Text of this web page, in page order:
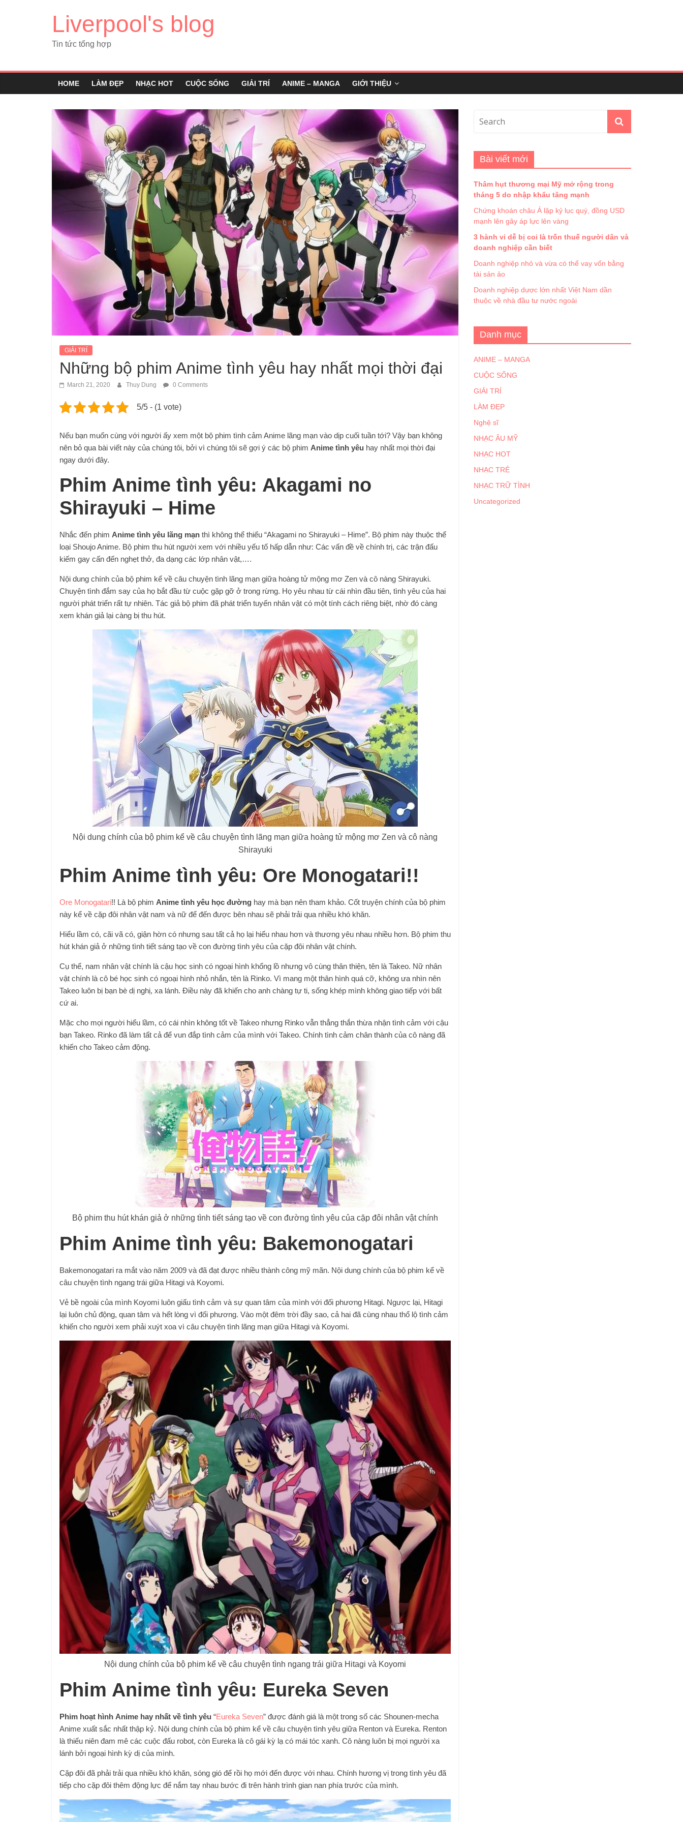
Liverpool's blog
Tin tức tổng hợp
HOME LÀM ĐẸP NHẠC HOT CUỘC SỐNG GIẢI TRÍ ANIME – MANGA GIỚI THIỆU
GIẢI TRÍ
Những bộ phim Anime tình yêu hay nhất mọi thời đại
March 21, 2020 Thuy Dung 0 Comments
5/5 - (1 vote)
Nếu bạn muốn cùng với người ấy xem một bộ phim tình cảm Anime lãng mạn vào dịp cuối tuần tới? Vậy bạn không
nên bỏ qua bài viết này của chúng tôi, bởi vì chúng tôi sẽ gợi ý các bộ phim Anime tình yêu hay nhất mọi thời đại
ngay dưới đây.
Phim Anime tình yêu: Akagami no
Shirayuki – Hime
Nhắc đến phim Anime tình yêu lãng mạn thì không thể thiếu “Akagami no Shirayuki – Hime”. Bộ phim này thuộc thể
loại Shoujo Anime. Bộ phim thu hút người xem với nhiều yếu tố hấp dẫn như: Các vấn đề về chính trị, các trận đấu
kiếm gay cấn đến nghẹt thở, đa dạng các lớp nhân vật,….
Nội dung chính của bộ phim kể về câu chuyện tình lãng mạn giữa hoàng tử mộng mơ Zen và cô nàng Shirayuki.
Chuyện tình đắm say của họ bắt đầu từ cuộc gặp gỡ ở trong rừng. Họ yêu nhau từ cái nhìn đầu tiên, tình yêu của hai
người phát triển rất tự nhiên. Tác giả bộ phim đã phát triển tuyến nhân vật có một tính cách riêng biệt, nhờ đó càng
xem khán giả lại càng bị thu hút.
Nội dung chính của bộ phim kể về câu chuyện tình lãng mạn giữa hoàng tử mộng mơ Zen và cô nàng
Shirayuki
Phim Anime tình yêu: Ore Monogatari!!
Ore Monogatari!! Là bộ phim Anime tình yêu học đường hay mà bạn nên tham khảo. Cốt truyện chính của bộ phim
này kể về cặp đôi nhân vật nam và nữ để đến được bên nhau sẽ phải trải qua nhiều khó khăn.
Hiểu lầm có, cãi vã có, giận hờn có nhưng sau tất cả họ lại hiểu nhau hơn và thương yêu nhau nhiều hơn. Bộ phim thu
hút khán giả ở những tình tiết sáng tạo về con đường tình yêu của cặp đôi nhân vật chính.
Cụ thể, nam nhân vật chính là cậu học sinh có ngoại hình khổng lồ nhưng vô cùng thân thiện, tên là Takeo. Nữ nhân
vật chính là cô bé học sinh có ngoại hình nhỏ nhắn, tên là Rinko. Vì mang một thân hình quá cỡ, không ưa nhìn nên
Takeo luôn bị bạn bè dị nghị, xa lánh. Điều này đã khiến cho anh chàng tự ti, sống khép mình không giao tiếp với bất
cứ ai.
Mặc cho mọi người hiểu lầm, có cái nhìn không tốt về Takeo nhưng Rinko vẫn thẳng thắn thừa nhận tình cảm với cậu
bạn Takeo. Rinko đã làm tất cả để vun đắp tình cảm của mình với Takeo. Chính tình cảm chân thành của cô nàng đã
khiến cho Takeo cảm động.
Bộ phim thu hút khán giả ở những tình tiết sáng tạo về con đường tình yêu của cặp đôi nhân vật chính
Phim Anime tình yêu: Bakemonogatari
Bakemonogatari ra mắt vào năm 2009 và đã đạt được nhiều thành công mỹ mãn. Nội dung chính của bộ phim kể về
câu chuyện tình ngang trái giữa Hitagi và Koyomi.
Vẻ bề ngoài của mình Koyomi luôn giấu tình cảm và sự quan tâm của mình với đối phương Hitagi. Ngược lại, Hitagi
lại luôn chủ động, quan tâm và hết lòng vì đối phương. Vào một đêm trời đầy sao, cả hai đã cùng nhau thổ lộ tình cảm
khiến cho người xem phải xuýt xoa vì câu chuyện tình lãng mạn giữa Hitagi và Koyomi.
Nội dung chính của bộ phim kể về câu chuyện tình ngang trái giữa Hitagi và Koyomi
Phim Anime tình yêu: Eureka Seven
Phim hoạt hình Anime hay nhất về tình yêu “Eureka Seven” được đánh giá là một trong số các Shounen-mecha
Anime xuất sắc nhất thập kỷ. Nội dung chính của bộ phim kể về câu chuyện tình yêu giữa Renton và Eureka. Renton
là thiếu niên đam mê các cuộc đấu robot, còn Eureka là cô gái kỳ lạ có mái tóc xanh. Cô nàng luôn bị mọi người xa
lánh bởi ngoại hình kỳ dị của mình.
Cặp đôi đã phải trải qua nhiều khó khăn, sóng gió để rồi họ mới đến được với nhau. Chính hương vị trong tình yêu đã
tiếp cho cặp đôi thêm động lực để nắm tay nhau bước đi trên hành trình gian nan phía trước của mình.
Bài viết mới
Thâm hụt thương mại Mỹ mở rộng trong
tháng 5 do nhập khẩu tăng mạnh
Chứng khoán châu Á lập kỷ lục quý, đồng USD
mạnh lên gây áp lực lên vàng
3 hành vi dễ bị coi là trốn thuế người dân và
doanh nghiệp cần biết
Doanh nghiệp nhỏ và vừa có thể vay vốn bằng
tài sản ảo
Doanh nghiệp dược lớn nhất Việt Nam dần
thuộc về nhà đầu tư nước ngoài
Danh mục
ANIME – MANGA
CUỘC SỐNG
GIẢI TRÍ
LÀM ĐẸP
Nghệ sĩ
NHẠC ÂU MỸ
NHẠC HOT
NHẠC TRẺ
NHẠC TRỮ TÌNH
Uncategorized